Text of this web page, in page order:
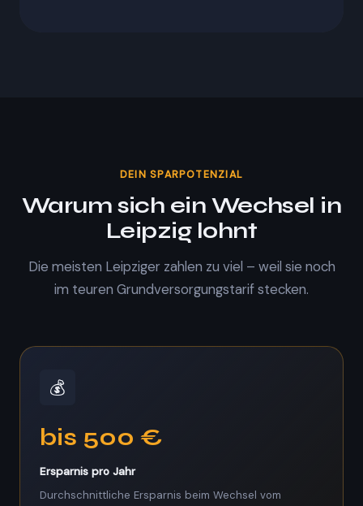
DEIN SPARPOTENZIAL
Warum sich ein Wechsel in
Leipzig lohnt
Die meisten Leipziger zahlen zu viel – weil sie noch
im teuren Grundversorgungstarif stecken.
💰
bis 500 €
Ersparnis pro Jahr
Durchschnittliche Ersparnis beim Wechsel vom